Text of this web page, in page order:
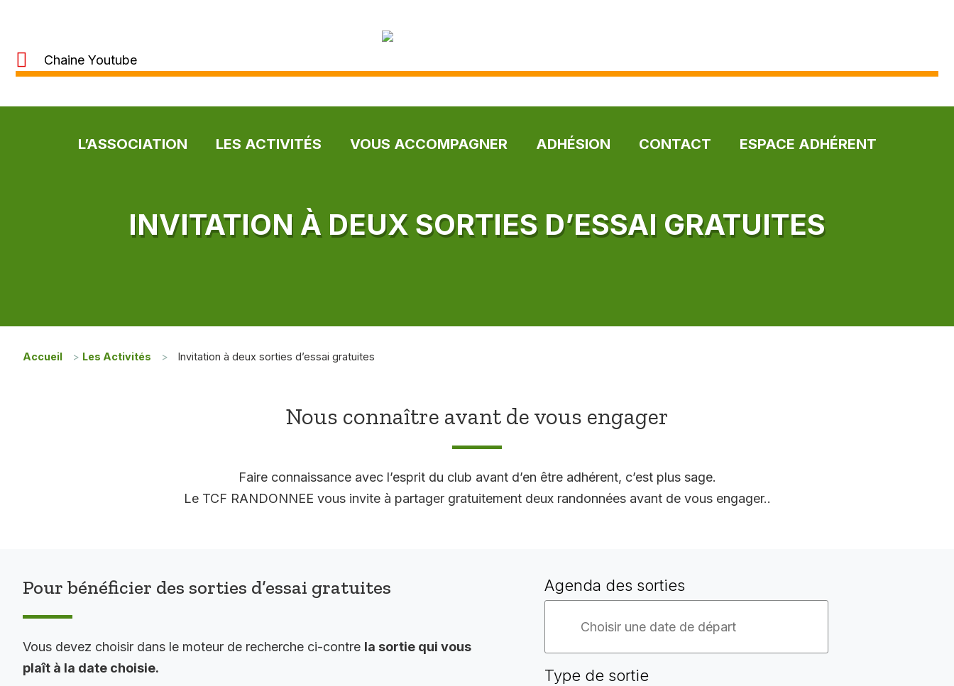
Chaine Youtube
L’ASSOCIATION LES ACTIVITÉS VOUS ACCOMPAGNER ADHÉSION CONTACT ESPACE ADHÉRENT
INVITATION À DEUX SORTIES D’ESSAI GRATUITES
Accueil > Les Activités > Invitation à deux sorties d’essai gratuites
Nous connaître avant de vous engager
Faire connaissance avec l’esprit du club avant d’en être adhérent, c’est plus sage.
Le TCF RANDONNEE vous invite à partager gratuitement deux randonnées avant de vous engager..
Pour bénéficier des sorties d’essai gratuites
Vous devez choisir dans le moteur de recherche ci-contre la sortie qui vous
plaît à la date choisie.
Agenda des sorties
Type de sortie